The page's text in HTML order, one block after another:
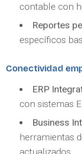
contable con
Reportes
específicos
Conectividad
ERP
con sistemas
Business
herramientas
actualizados